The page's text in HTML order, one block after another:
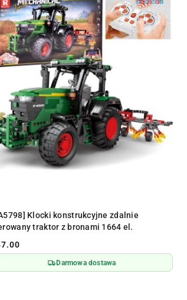
Klocki konstrukcyjne zdalnie
traktor z bronami 1664 el.
Darmowa dostawa
DO KOSZYKA